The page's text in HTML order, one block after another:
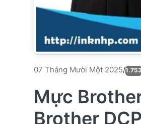
07 Tháng Mười Một 2025/
Mực
Brother